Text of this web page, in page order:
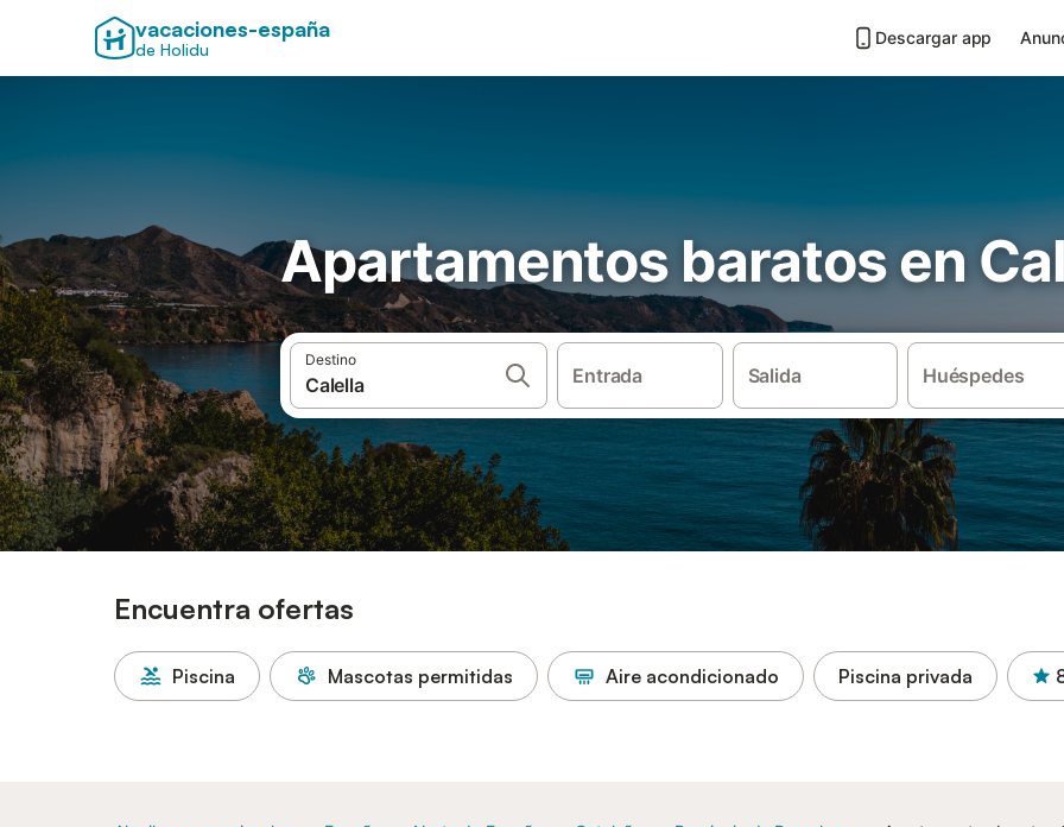
vacaciones-españa
de Holidu
Descargar app
Apartamentos baratos en
Destino
Entrada Salida Huéspedes
Encuentra ofertas
Piscina Mascotas permitidas Aire acondicionado Piscina privada